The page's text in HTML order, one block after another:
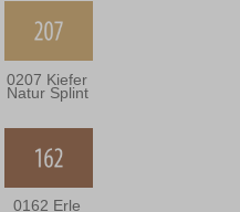
0207 Kiefer
Natur Splint
0162 Erle